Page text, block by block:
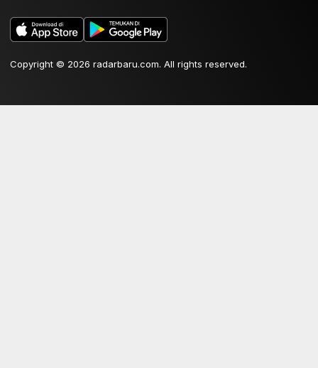
Copyright © 2026 radarbaru.com. All rights reserved.